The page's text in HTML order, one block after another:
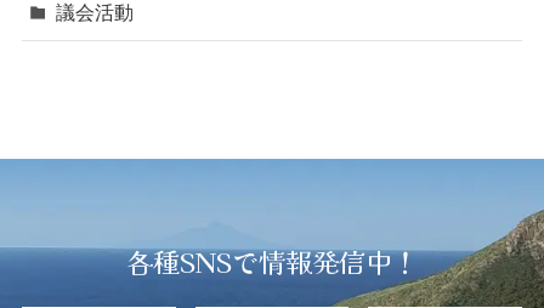
議会活動
各種SNSで情報発信中！